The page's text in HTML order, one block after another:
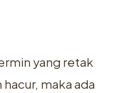
yang retak
maka ada